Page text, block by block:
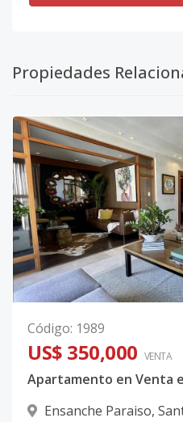
Propiedades
Código: 1989
US$ 350,000 VENTA
Ensanche Paraiso,